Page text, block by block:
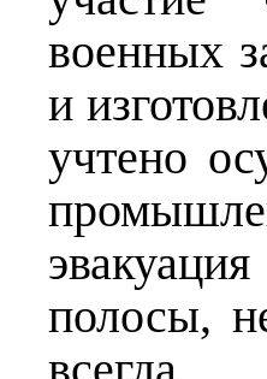
военных
и
учтено
полосы,